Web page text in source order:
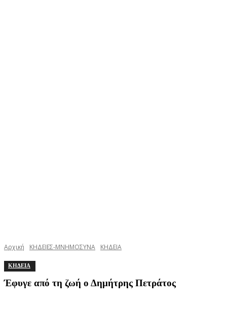
Αρχική ΚΗΔΕΙΕΣ-ΜΝΗΜΟΣΥΝΑ ΚΗΔΕΙΑ
ΚΗΔΕΙΑ
Έφυγε από τη ζωή ο Δημήτρης Πετράτος